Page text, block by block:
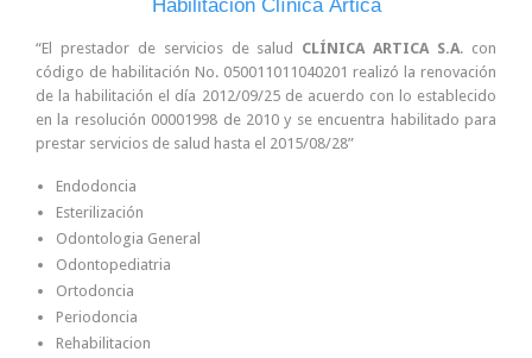
Habilitación Clínica Ártica
“El prestador de servicios de salud CLÍNICA ARTICA S.A. con
código de habilitación No. 050011011040201 realizó la renovación
de la habilitación el día 2012/09/25 de acuerdo con lo establecido
en la resolución 00001998 de 2010 y se encuentra habilitado para
prestar servicios de salud hasta el 2015/08/28”
Endodoncia
Esterilización
Odontologia General
Odontopediatria
Ortodoncia
Periodoncia
Rehabilitacion